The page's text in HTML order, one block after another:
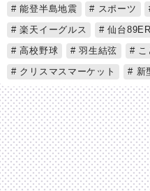
能登半島地震
スポーツ
楽天イーグルス
仙台
高校野球
羽生結弦
こ
クリスマスマーケット
新